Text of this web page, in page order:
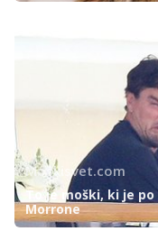
Moskisvet.com
To je moški, ki je
Morrone